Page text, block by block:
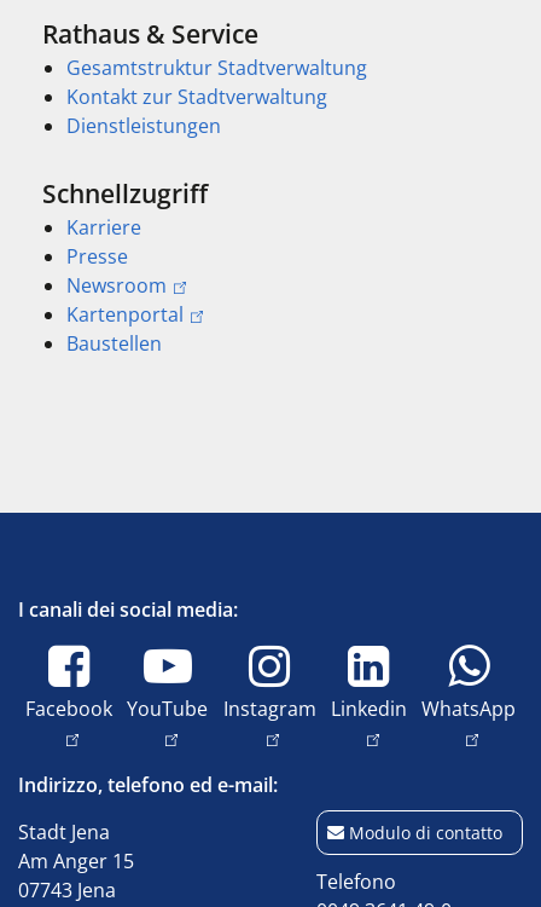
Rathaus & Service
Gesamtstruktur Stadtverwaltung
Kontakt zur Stadtverwaltung
Dienstleistungen
Schnellzugriff
Karriere
Presse
Newsroom
Kartenportal
Baustellen
I canali dei social media:
Facebook YouTube Instagram Linkedin WhatsApp
Indirizzo, telefono ed e-mail:
Stadt Jena
Am Anger 15
07743 Jena
Modulo di contatto
Telefono